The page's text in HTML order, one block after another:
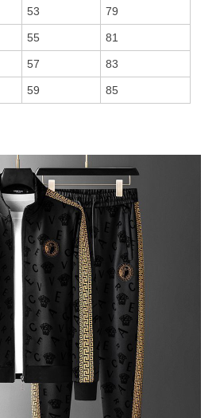
53 79
55 81
57 83
59 85